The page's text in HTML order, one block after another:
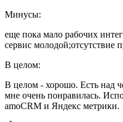
Минусы:
еще пока мало рабочих
сервис молодой;отсутствие
В целом:
В целом - хорошо. Есть над
мне очень понравилась.
amoCRM и Яндекс метрики.